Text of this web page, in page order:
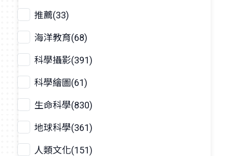
推薦(33)
海洋教育(68)
科學攝影(391)
科學繪圖(61)
生命科學(830)
地球科學(361)
人類文化(151)